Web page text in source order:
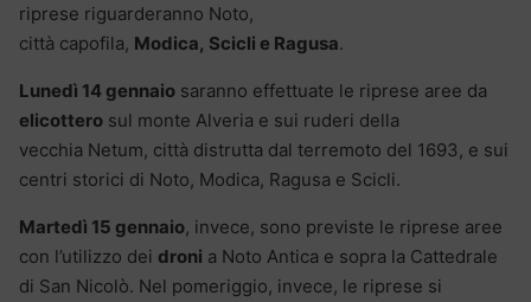
riprese riguarderanno Noto,
città capofila, Modica, Scicli e Ragusa.
Lunedì 14 gennaio saranno effettuate le riprese aree da
elicottero sul monte Alveria e sui ruderi della
vecchia Netum, città distrutta dal terremoto del 1693, e sui
centri storici di Noto, Modica, Ragusa e Scicli.
Martedì 15 gennaio, invece, sono previste le riprese aree
con l’utilizzo dei droni a Noto Antica e sopra la Cattedrale
di San Nicolò. Nel pomeriggio, invece, le riprese si